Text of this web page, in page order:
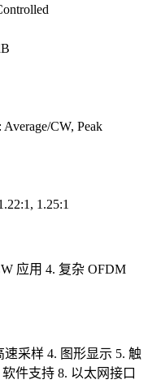
CW, Peak
1.25:1
应用 4. 复杂 OFDM
采样 4. 图形显示 5. 触
件支持 8. 以太网接口